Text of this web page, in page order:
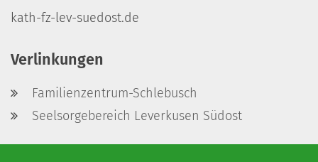
kath-fz-lev-suedost.de
Verlinkungen
Familienzentrum-Schlebusch
Seelsorgebereich Leverkusen Südost